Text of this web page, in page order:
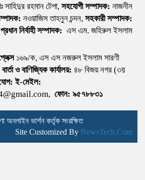
সাহিদুর রহমান টেপা, সহযোগী সম্পাদক: নাজনীন
নওয়াজিস তাহনুন চন্দন, সহকারী সম্পাদক:
প্রধান নির্বাহী সম্পাদক: এস এম. জহিরুল ইসলাম
১৬৯/ক, এস এস নজরুল ইসলাম সারণী
বার্তা ও বাণিজ্যিক কার্যালয়: ৪৮ বিজয় নগর (৩য়
ই-মেইল:
ফোন: ৯৫৭৮৮৩১
ভার্শন কর্তৃক সংরক্ষিত
Site Customized By NewsTech.Com